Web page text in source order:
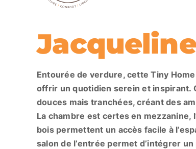
Jacqueline
Entourée de verdure, cette Tiny
offrir un quotidien serein et inspirant.
douces mais tranchées, créant des
La chambre est certes en mezzanine,
bois permettent un accès facile à
salon de l’entrée permet d’intégrer